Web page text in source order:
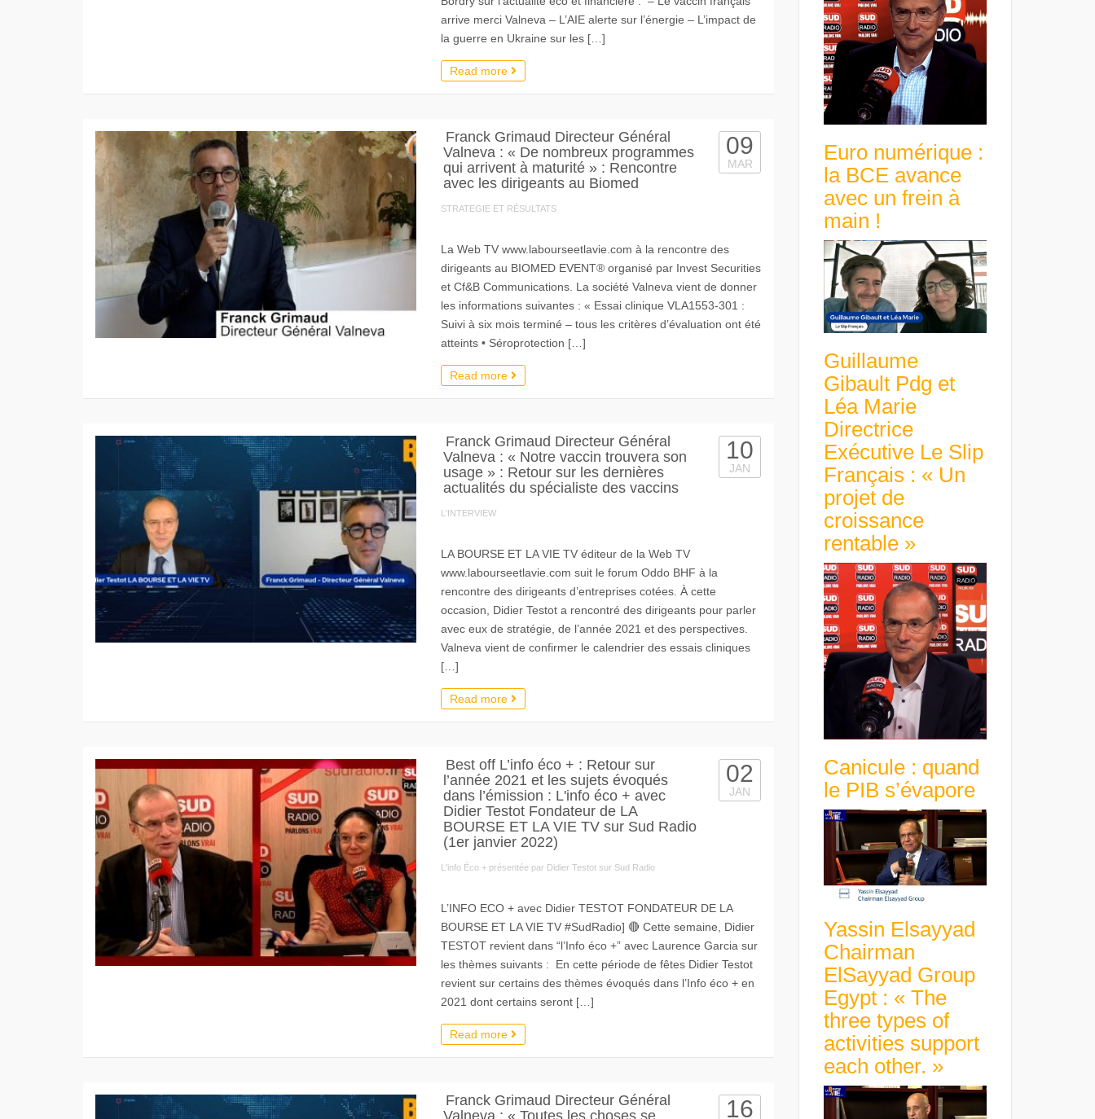
arrive merci Valneva – L’AIE alerte sur l’énergie – L’impact de
la guerre en Ukraine sur les […]
Read more
Franck Grimaud Directeur Général
Valneva : « De nombreux programmes
qui arrivent à maturité » : Rencontre
avec les dirigeants au Biomed
STRATEGIE ET RÉSULTATS
09
MAR
La Web TV www.labourseetlavie.com à la rencontre des
dirigeants au BIOMED EVENT® organisé par Invest Securities
et Cf&B Communications. La société Valneva vient de donner
les informations suivantes : « Essai clinique VLA1553-301 :
Suivi à six mois terminé – tous les critères d’évaluation ont été
atteints • Séroprotection […]
Read more
Franck Grimaud Directeur Général
Valneva : « Notre vaccin trouvera son
usage » : Retour sur les dernières
actualités du spécialiste des vaccins
L'INTERVIEW
10
JAN
LA BOURSE ET LA VIE TV éditeur de la Web TV
www.labourseetlavie.com suit le forum Oddo BHF à la
rencontre des dirigeants d’entreprises cotées. À cette
occasion, Didier Testot a rencontré des dirigeants pour parler
avec eux de stratégie, de l’année 2021 et des perspectives.
Valneva vient de confirmer le calendrier des essais cliniques
[…]
Read more
Best off L’info éco + : Retour sur
l’année 2021 et les sujets évoqués
dans l’émission : L'info éco + avec
Didier Testot Fondateur de LA
BOURSE ET LA VIE TV sur Sud Radio
(1er janvier 2022)
L'info Éco + présentée par Didier Testot sur Sud Radio
02
JAN
L’INFO ECO + avec Didier TESTOT FONDATEUR DE LA
BOURSE ET LA VIE TV #SudRadio] 🔴 Cette semaine, Didier
TESTOT revient dans “l’Info éco +” avec Laurence Garcia sur
les thèmes suivants : En cette période de fêtes Didier Testot
revient sur certains des thèmes évoqués dans l’Info éco + en
2021 dont certains seront […]
Read more
Franck Grimaud Directeur Général
Valneva : « Toutes les choses se
16
Euro numérique :
la BCE avance
avec un frein à
main !
Guillaume
Gibault Pdg et
Léa Marie
Directrice
Exécutive Le Slip
Français : « Un
projet de
croissance
rentable »
Canicule : quand
le PIB s’évapore
Yassin Elsayyad
Chairman
ElSayyad Group
Egypt : « The
three types of
activities support
each other. »